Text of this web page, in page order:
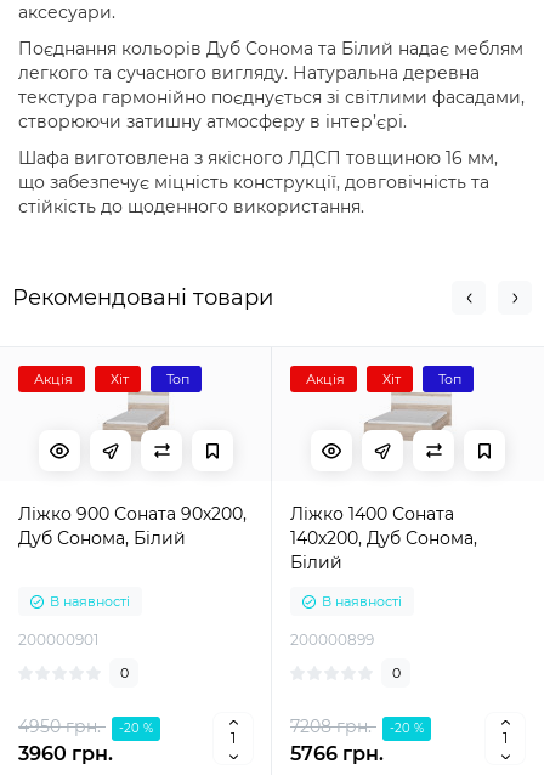
аксесуари.
Поєднання кольорів Дуб Сонома та Білий надає меблям
легкого та сучасного вигляду. Натуральна деревна
текстура гармонійно поєднується зі світлими фасадами,
створюючи затишну атмосферу в інтер’єрі.
Шафа виготовлена з якісного ЛДСП товщиною 16 мм,
що забезпечує міцність конструкції, довговічність та
стійкість до щоденного використання.
Рекомендовані товари
Акція Хіт Топ
Ліжко 900 Соната 90х200,
Дуб Сонома, Білий
В наявності
200000901
0
4950 грн. -20 %
3960 грн.
Акція Хіт Топ
Ліжко 1400 Соната
140х200, Дуб Сонома,
Білий
В наявності
200000899
0
7208 грн. -20 %
5766 грн.